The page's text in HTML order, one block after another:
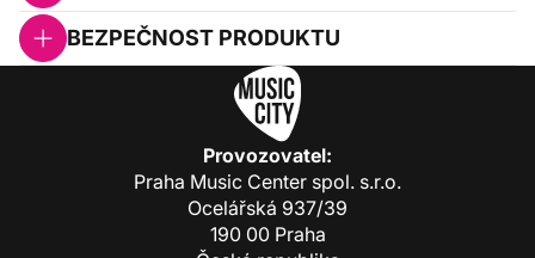
BEZPEČNOST PRODUKTU
Provozovatel:
Praha Music Center spol. s.r.o.
Ocelářská 937/39
190 00 Praha